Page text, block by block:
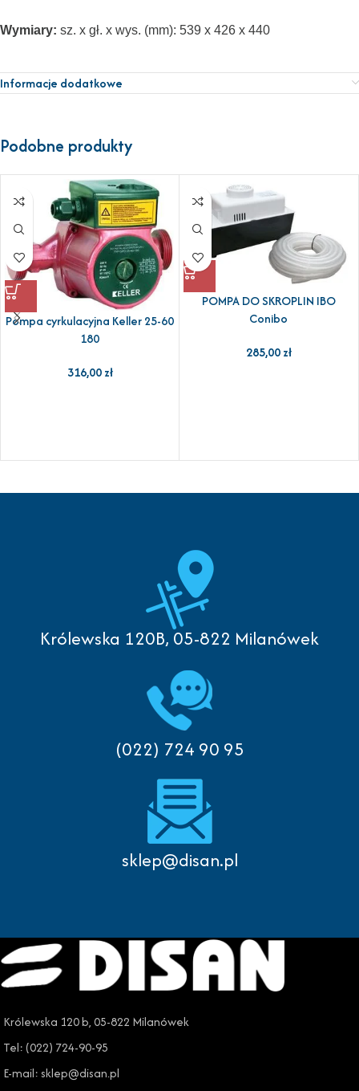
Wymiary: sz. x gł. x wys. (mm): 539 x 426 x 440
Informacje dodatkowe
Podobne produkty
Pompa cyrkulacyjna Keller 25-60
180
316,00zł
POMPA DO SKROPLIN IBO
Conibo
285,00zł
Królewska 120B, 05-822 Milanówek
(022) 724 90 95
sklep@disan.pl
Królewska 120 b, 05-822 Milanówek
Tel: (022) 724-90-95
E-mail: sklep@disan.pl